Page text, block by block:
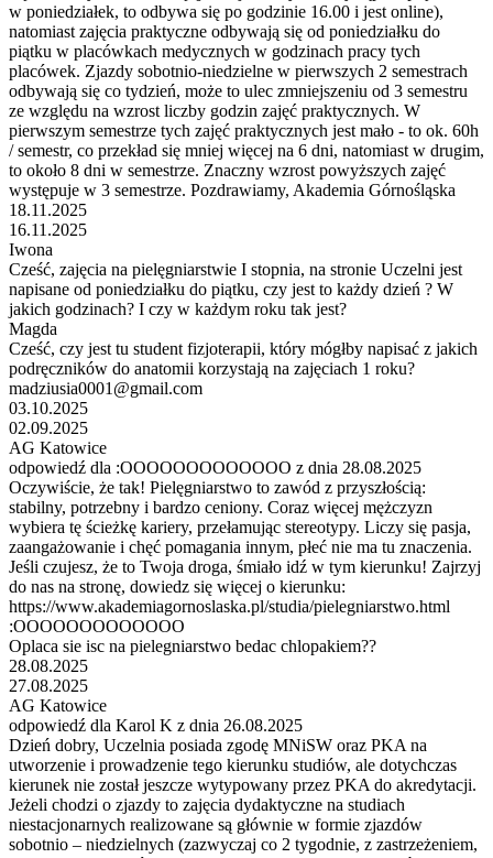
w poniedziałek, to odbywa się po godzinie 16.00 i jest online),
natomiast zajęcia praktyczne odbywają się od poniedziałku do
piątku w placówkach medycznych w godzinach pracy tych
placówek. Zjazdy sobotnio-niedzielne w pierwszych 2 semestrach
odbywają się co tydzień, może to ulec zmniejszeniu od 3 semestru
ze względu na wzrost liczby godzin zajęć praktycznych. W
pierwszym semestrze tych zajęć praktycznych jest mało - to ok. 60h
/ semestr, co przekład się mniej więcej na 6 dni, natomiast w drugim,
to około 8 dni w semestrze. Znaczny wzrost powyższych zajęć
występuje w 3 semestrze. Pozdrawiamy, Akademia Górnośląska
18.11.2025
16.11.2025
Iwona
Cześć, zajęcia na pielęgniarstwie I stopnia, na stronie Uczelni jest
napisane od poniedziałku do piątku, czy jest to każdy dzień ? W
jakich godzinach? I czy w każdym roku tak jest?
Magda
Cześć, czy jest tu student fizjoterapii, który mógłby napisać z jakich
podręczników do anatomii korzystają na zajęciach 1 roku?
madziusia0001@gmail.com
03.10.2025
02.09.2025
AG Katowice
odpowiedź dla :OOOOOOOOOOOOO z dnia 28.08.2025
Oczywiście, że tak! Pielęgniarstwo to zawód z przyszłością:
stabilny, potrzebny i bardzo ceniony. Coraz więcej mężczyzn
wybiera tę ścieżkę kariery, przełamując stereotypy. Liczy się pasja,
zaangażowanie i chęć pomagania innym, płeć nie ma tu znaczenia.
Jeśli czujesz, że to Twoja droga, śmiało idź w tym kierunku! Zajrzyj
do nas na stronę, dowiedz się więcej o kierunku:
https://www.akademiagornoslaska.pl/studia/pielegniarstwo.html
:OOOOOOOOOOOOO
Oplaca sie isc na pielegniarstwo bedac chlopakiem??
28.08.2025
27.08.2025
AG Katowice
odpowiedź dla Karol K z dnia 26.08.2025
Dzień dobry, Uczelnia posiada zgodę MNiSW oraz PKA na
utworzenie i prowadzenie tego kierunku studiów, ale dotychczas
kierunek nie został jeszcze wytypowany przez PKA do akredytacji.
Jeżeli chodzi o zjazdy to zajęcia dydaktyczne na studiach
niestacjonarnych realizowane są głównie w formie zjazdów
sobotnio – niedzielnych (zazwyczaj co 2 tygodnie, z zastrzeżeniem,